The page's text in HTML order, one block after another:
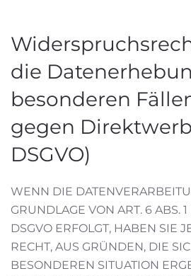
die
besonderen
gegen
DSGVO)
WENN DIE
GRUNDLAGE VON ART. 6 ABS.
DSGVO ERFOLGT, HABEN SIE
RECHT, AUS GRÜNDEN, DIE
BESONDEREN SITUATION